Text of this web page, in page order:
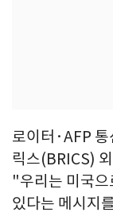
로이터·AFP
릭스(BRICS)
"우리는 미국으
있다는 메시지